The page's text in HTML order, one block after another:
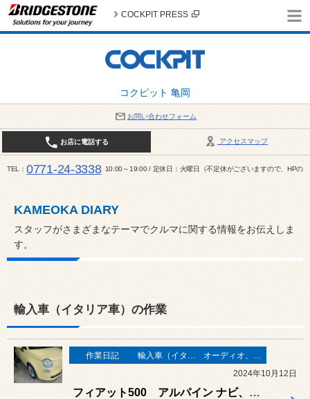
コクピット 亀岡
COCKPIT PRESS
お問い合わせフォーム
アクセスマップ
お店に電話する
TEL 0771-24-3338 10:00～19:00 / 定休日：火曜日（不定休がございますので、HPの
KAMEOKA DIARY
スタッフがさまざまなテーマでクルマに関する情報をお伝えしま
す。
輸入車（イタリア車）の作業
作業日記 輸入車（イタリア車）の作業
オーディオ、カーナビ、モニター の取り付け
2024年10月12日
フィアット500 アルパイン ナビ、カメラ、ドライブレコーダー 取付